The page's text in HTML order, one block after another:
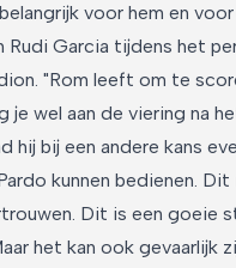
voor hem en
Rudi Garcia tijdens het
"Rom leeft om te
je wel aan de viering na
hij bij een andere kans
kunnen bedienen.
Dit is een goeie
het kan ook gevaarlijk